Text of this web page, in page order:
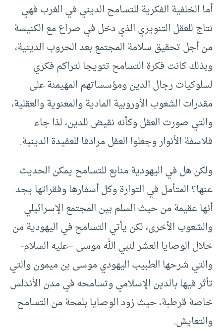
أما الخلفية الفكرية للتسامح الديني في الغرب فهي
نتاج للعقل التنويري الذي دخل في صراع مع الكنيسة
من أجل تحقيق سلامة المجتمع بعد الحروب الدينية،
وبذلك كانت فكرة التسامح تتويجا لتراكم فكري
لسلوكيات رجال الدين ومؤسساتهم المهيمنة على
مقدرات الشعوب الأوروبية المادية والمعنوية والعقلية،
والتي صورت العقل وكأنه نقيض للدين، لذا جاء
فلاسفة الأنوار وجعلوا العقل مرادفا للعقيدة الدينية.
ولكن هل في اليهودية منابع للتسامح يمكن الحديث
عنها؟ المتأمل في التوارة وكل أسفارها وفقراتها يجد
أنها عقيمة من حيث السلم بين المجتمع الإسرائيلي
والشعوب الأخرى، لكن يأتي التسامح في اليهودية من
خلال الوصايا العشر لنبي الله موسى –عليه السلام-
والتي شرحها الطبيب اليهودي موسى بن ميمون والتي
تأثر فيها بالدين الإسلامي وتسامحه في مدن الأندلس
خاصة قرطبة، حيث زود الوصايا بلمحة من التسامح
والتعايش.